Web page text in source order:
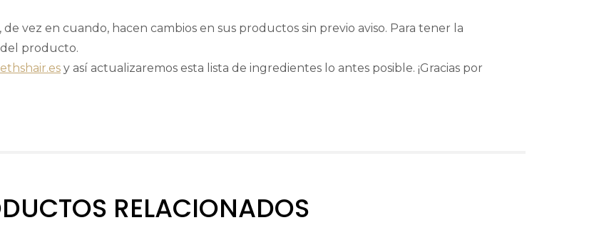
vez en cuando, hacen cambios en sus productos sin previo aviso. Para tener la
producto.
y así actualizaremos esta lista de ingredientes lo antes posible. ¡Gracias por
RELACIONADOS